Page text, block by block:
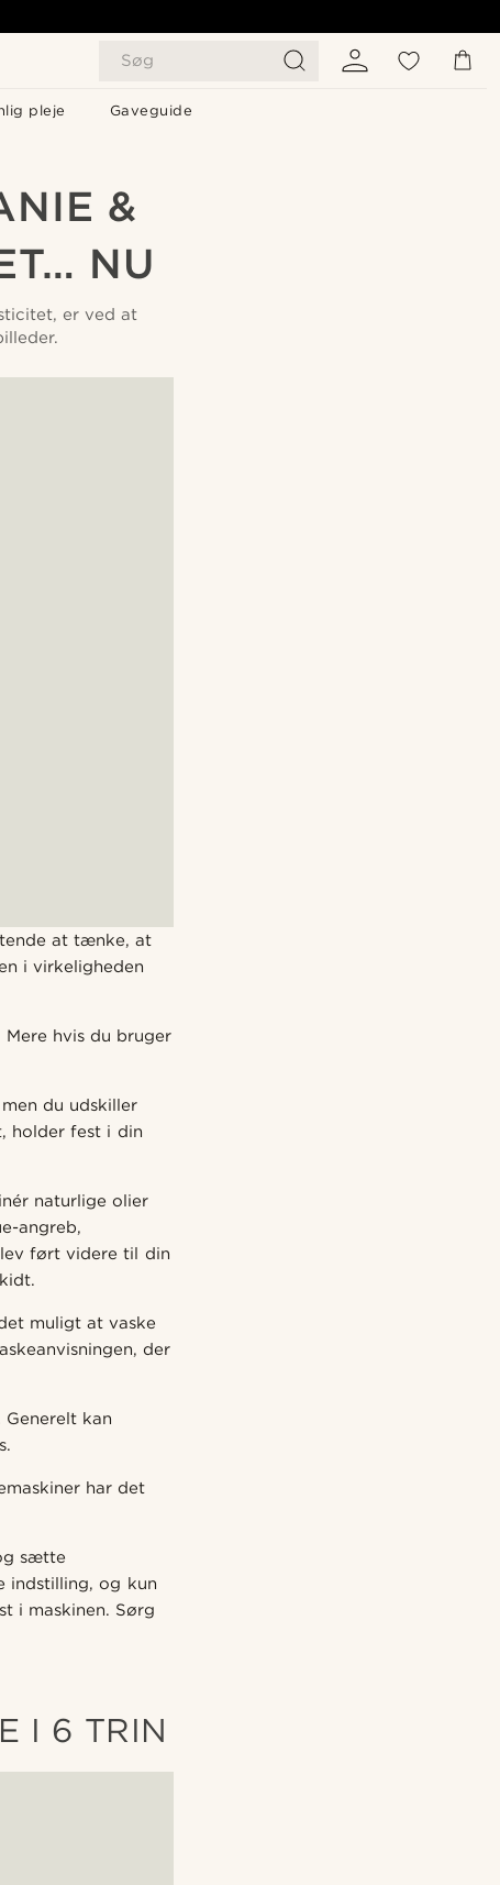
Søg
pleje Gaveguide
&
NU
er ved at
at tænke, at
i virkeligheden
hvis du bruger
du udskiller
holder fest i din
naturlige olier
angreb,
ført videre til din
muligt at vaske
der
kan
har det
sætte
indstilling, og kun
i maskinen. Sørg
I 6 TRIN